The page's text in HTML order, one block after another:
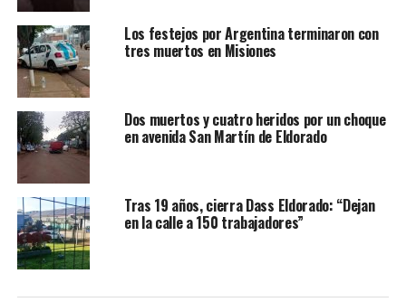
Los festejos por Argentina terminaron con
tres muertos en Misiones
Dos muertos y cuatro heridos por un choque
en avenida San Martín de Eldorado
Tras 19 años, cierra Dass Eldorado: “Dejan
en la calle a 150 trabajadores”